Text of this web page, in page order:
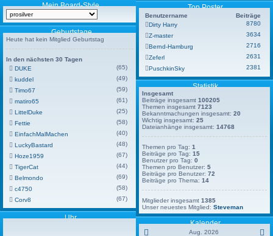
Mein Board-Style
Geburtstage
Heute hat kein Mitglied Geburtstag
In den nächsten 30 Tagen
DUKE
(65)
kuddel
(49)
Timo67
(59)
matiro65
(61)
LittelDuke
(25)
Fettie
(58)
EinfachMalMachen
(40)
LuckyBastard
(48)
Hoze1959
(67)
TigerCat
(44)
Belmondo
(69)
c4750
(58)
Corv8
(67)
Uhr
Top Poster
Benutzername
Beiträge
Dirty Harry
8780
Z-master
3634
Bernd-Hamburg
2716
Zeferl
2631
PuschkinSky
2381
Statistik
Insgesamt
Beiträge insgesamt100205
Themen insgesamt7123
Bekanntmachungen insgesamt:20
Wichtig insgesamt:25
Dateianhänge insgesamt:14768
Themen pro Tag:1
Beiträge pro Tag:15
Benutzer pro Tag:0
Themen pro Benutzer:5
Beiträge pro Benutzer:72
Beiträge pro Thema:14
Mitglieder insgesamt1385
Unser neuestes Mitglied:Steveman
Kalender
Aug. 2026